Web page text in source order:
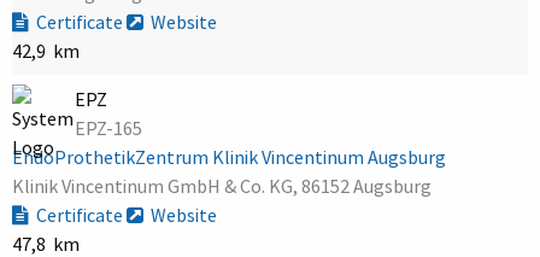
Certificate
Website
42,9 km
EPZ
EPZ-165
EndoProthetikZentrum Klinik Vincentinum Augsburg
Klinik Vincentinum GmbH & Co. KG, 86152 Augsburg
Certificate
Website
47,8 km